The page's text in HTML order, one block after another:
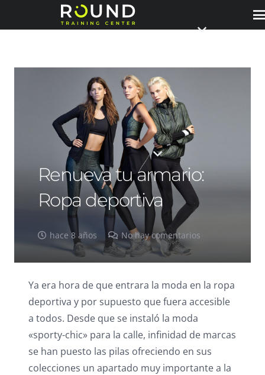
Renueva tu armario:
Ropa deportiva
hace 8 años No hay comentarios
Ya era hora de que entrara la moda en la ropa
deportiva y por supuesto que fuera accesible
a todos. Desde que se instaló la moda
«sporty-chic» para la calle, infinidad de marcas
se han puesto las pilas ofreciendo en sus
colecciones un apartado muy importante a la